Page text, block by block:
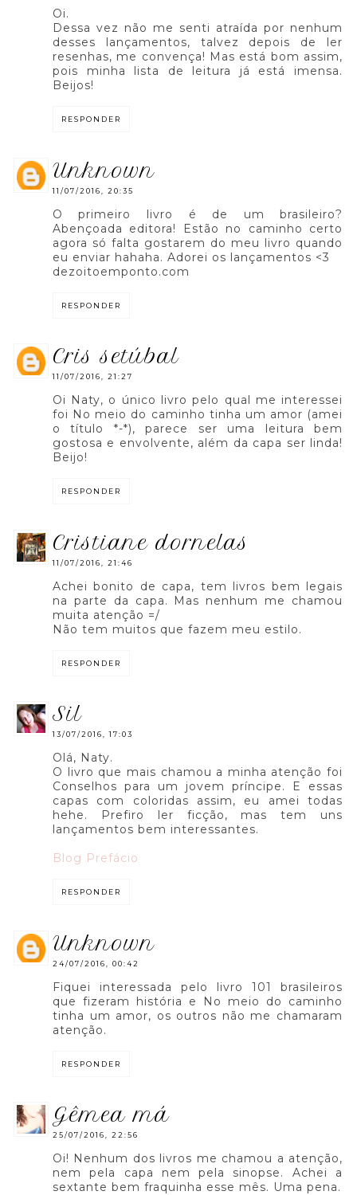
Oi.
Dessa vez não me senti atraída por nenhum
desses lançamentos, talvez depois de ler
resenhas, me convença! Mas está bom assim,
pois minha lista de leitura já está imensa.
Beijos!
RESPONDER
unknown
11/07/2016, 20:35
O primeiro livro é de um brasileiro?
Abençoada editora! Estão no caminho certo
agora só falta gostarem do meu livro quando
eu enviar hahaha. Adorei os lançamentos <3
dezoitoemponto.com
RESPONDER
cris setúbal
11/07/2016, 21:27
Oi Naty, o único livro pelo qual me interessei
foi No meio do caminho tinha um amor (amei
o título *-*), parece ser uma leitura bem
gostosa e envolvente, além da capa ser linda!
Beijo!
RESPONDER
cristiane dornelas
11/07/2016, 21:46
Achei bonito de capa, tem livros bem legais
na parte da capa. Mas nenhum me chamou
muita atenção =/
Não tem muitos que fazem meu estilo.
RESPONDER
sil
13/07/2016, 17:03
Olá, Naty.
O livro que mais chamou a minha atenção foi
Conselhos para um jovem príncipe. E essas
capas com coloridas assim, eu amei todas
hehe. Prefiro ler ficção, mas tem uns
lançamentos bem interessantes.
Blog Prefácio
RESPONDER
unknown
24/07/2016, 00:42
Fiquei interessada pelo livro 101 brasileiros
que fizeram história e No meio do caminho
tinha um amor, os outros não me chamaram
atenção.
RESPONDER
gêmea má
25/07/2016, 22:56
Oi! Nenhum dos livros me chamou a atenção,
nem pela capa nem pela sinopse. Achei a
sextante bem fraquinha esse mês. Uma pena.